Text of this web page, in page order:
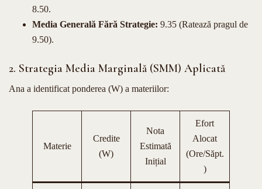
8.50.
Media Generală Fără Strategie: 9.35 (Ratează pragul de
9.50).
2. Strategia Media Marginală (SMM) Aplicată
Ana a identificat ponderea (W) a materiilor:
Materie
Credite
(W)
Nota
Estimată
Inițial
Efort
Alocat
(Ore/Săpt.
)